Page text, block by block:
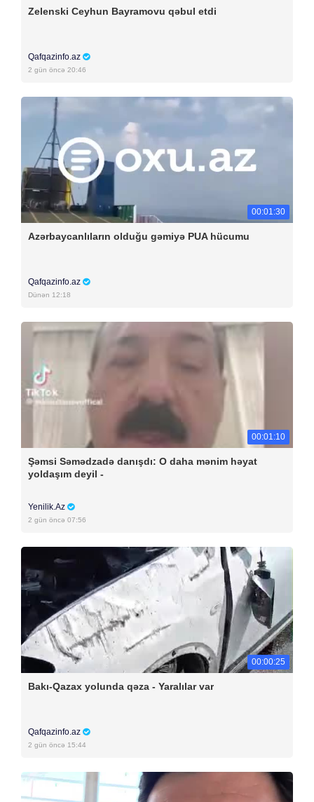
Zelenski Ceyhun Bayramovu qəbul etdi
Qafqazinfo.az
2 gün öncə 20:46
00:01:30
Azərbaycanlıların olduğu gəmiyə PUA hücumu
Qafqazinfo.az
Dünən 12:18
00:01:10
Şəmsi Səmədzadə danışdı: O daha mənim həyat
yoldaşım deyil -
Yenilik.Az
2 gün öncə 07:56
00:00:25
Bakı-Qazax yolunda qəza - Yaralılar var
Qafqazinfo.az
2 gün öncə 15:44